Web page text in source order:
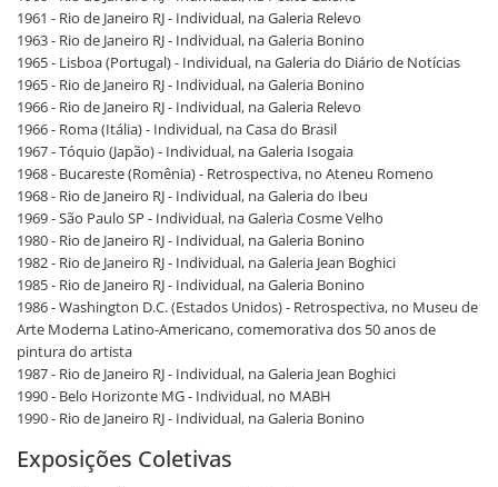
1961 - Rio de Janeiro RJ - Individual, na Galeria Relevo
1963 - Rio de Janeiro RJ - Individual, na Galeria Bonino
1965 - Lisboa (Portugal) - Individual, na Galeria do Diário de Notícias
1965 - Rio de Janeiro RJ - Individual, na Galeria Bonino
1966 - Rio de Janeiro RJ - Individual, na Galeria Relevo
1966 - Roma (Itália) - Individual, na Casa do Brasil
1967 - Tóquio (Japão) - Individual, na Galeria Isogaia
1968 - Bucareste (Romênia) - Retrospectiva, no Ateneu Romeno
1968 - Rio de Janeiro RJ - Individual, na Galeria do Ibeu
1969 - São Paulo SP - Individual, na Galeria Cosme Velho
1980 - Rio de Janeiro RJ - Individual, na Galeria Bonino
1982 - Rio de Janeiro RJ - Individual, na Galeria Jean Boghici
1985 - Rio de Janeiro RJ - Individual, na Galeria Bonino
1986 - Washington D.C. (Estados Unidos) - Retrospectiva, no Museu de
Arte Moderna Latino-Americano, comemorativa dos 50 anos de
pintura do artista
1987 - Rio de Janeiro RJ - Individual, na Galeria Jean Boghici
1990 - Belo Horizonte MG - Individual, no MABH
1990 - Rio de Janeiro RJ - Individual, na Galeria Bonino
Exposições Coletivas